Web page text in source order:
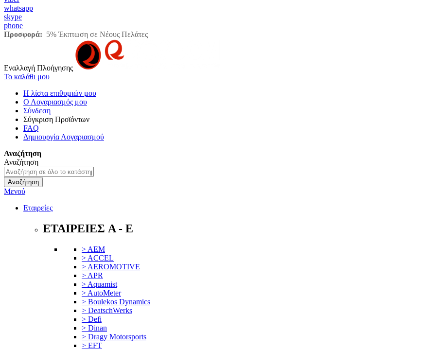
whatsapp
skype
phone
Προσφορά: 5% Έκπτωση σε Νέους Πελάτες
Εναλλαγή Πλοήγησης
Το καλάθι μου
Η λίστα επιθυμιών μου
Ο Λογαριασμός μου
Σύνδεση
Σύγκριση Προϊόντων
FAQ
Δημιουργία Λογαριασμού
Αναζήτηση
Αναζήτηση
Αναζήτηση
Μενού
Εταιρείες
ΕΤΑΙΡΕΙΕΣ A - E
> AEM
> ACCEL
> AEROMOTIVE
> APR
> Aquamist
> AutoMeter
> Boulekos Dynamics
> DeatschWerks
> Defi
> Dinan
> Dragy Motorsports
> EFT